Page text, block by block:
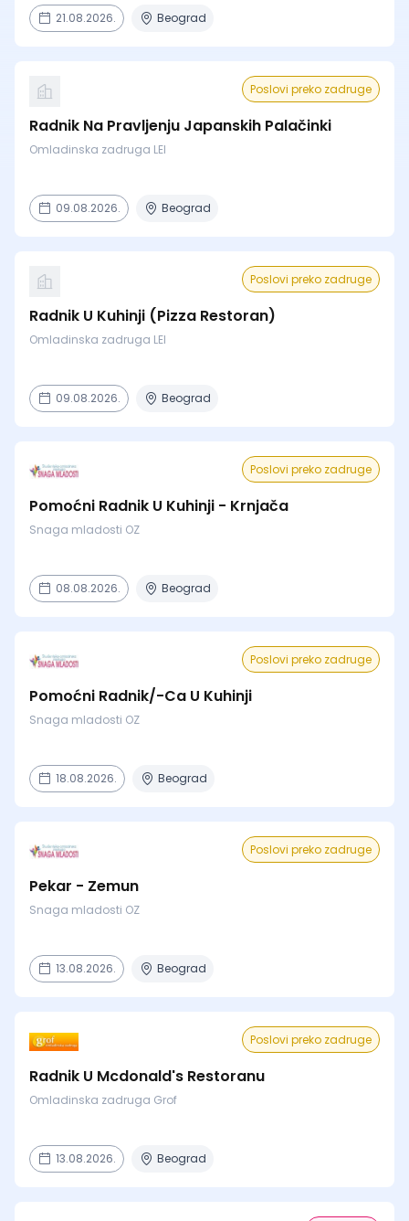
21.08.2026. Beograd
Poslovi preko zadruge
Radnik Na Pravljenju Japanskih Palačinki
Omladinska zadruga LEI
09.08.2026. Beograd
Poslovi preko zadruge
Radnik U Kuhinji (Pizza Restoran)
Omladinska zadruga LEI
09.08.2026. Beograd
Poslovi preko zadruge
Pomoćni Radnik U Kuhinji - Krnjača
Snaga mladosti OZ
08.08.2026. Beograd
Poslovi preko zadruge
Pomoćni Radnik/-Ca U Kuhinji
Snaga mladosti OZ
18.08.2026. Beograd
Poslovi preko zadruge
Pekar - Zemun
Snaga mladosti OZ
13.08.2026. Beograd
Poslovi preko zadruge
Radnik U Mcdonald's Restoranu
Omladinska zadruga Grof
13.08.2026. Beograd